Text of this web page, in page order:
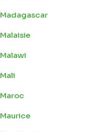
Madagascar
Malaisie
Malawi
Mali
Maroc
Maurice